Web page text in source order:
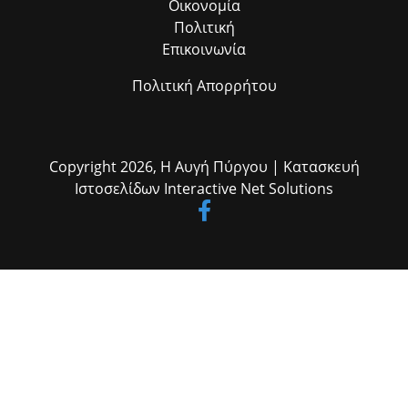
Οικονομία
Πολιτική
Επικοινωνία
Πολιτική Απορρήτου
Copyright 2026, Η Αυγή Πύργου | Κατασκευή
Ιστοσελίδων Interactive Net Solutions